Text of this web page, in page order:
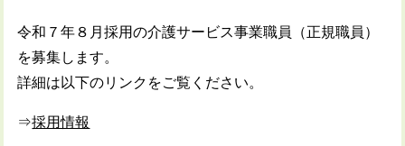
令和７年８月採用の介護サービス事業職員（正規職員）
を募集します。
詳細は以下のリンクをご覧ください。
⇒採用情報